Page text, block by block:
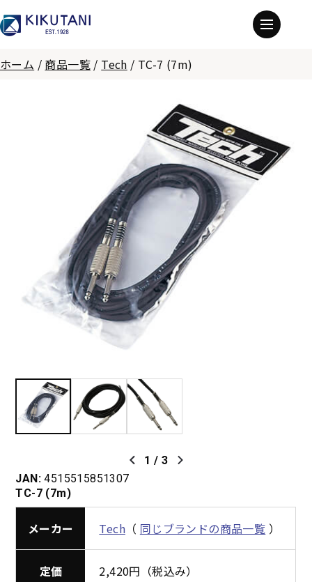
ホーム / 商品一覧 / Tech / TC-7 (7m)
1 / 3
JAN: 4515515851307
TC-7 (7m)
メーカー Tech （ 同じブランドの商品一覧 ）
定価 2,420円（税込み）